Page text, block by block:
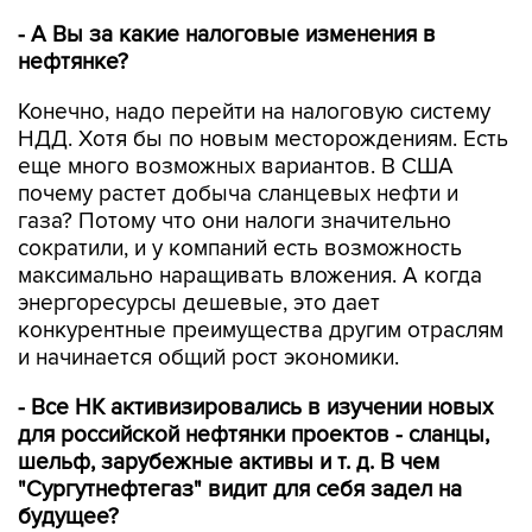
- А Вы за какие налоговые изменения в
нефтянке?
Конечно, надо перейти на налоговую систему
НДД. Хотя бы по новым месторождениям. Есть
еще много возможных вариантов. В США
почему растет добыча сланцевых нефти и
газа? Потому что они налоги значительно
сократили, и у компаний есть возможность
максимально наращивать вложения. А когда
энергоресурсы дешевые, это дает
конкурентные преимущества другим отраслям
и начинается общий рост экономики.
- Все НК активизировались в изучении новых
для российской нефтянки проектов - сланцы,
шельф, зарубежные активы и т. д. В чем
"Сургутнефтегаз" видит для себя задел на
будущее?